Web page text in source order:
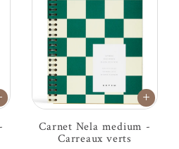
Carnet Nela medium -
Carreaux verts